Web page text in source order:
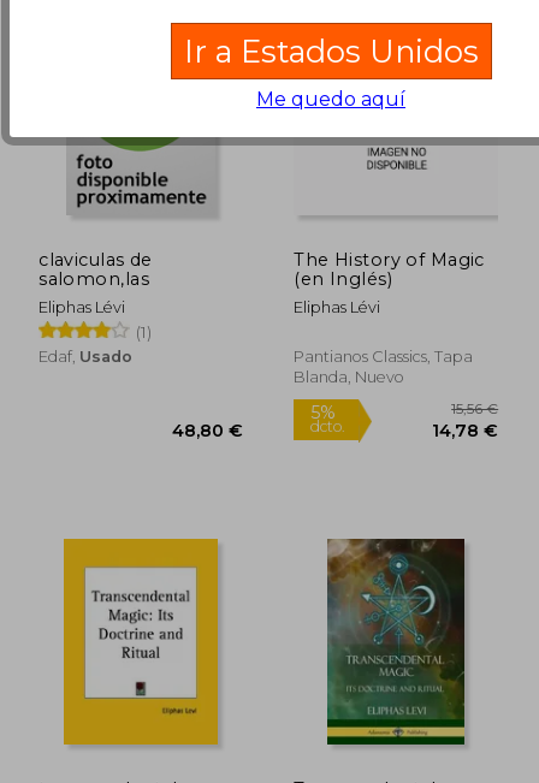
claviculas de
salomon,las
Eliphas Lévi
(1)
Edaf, Usado
The History of Magic
(en Inglés)
Eliphas Lévi
Pantianos Classics, Tapa
Blanda, Nuevo
Ir a Estados Unidos
Me quedo aquí